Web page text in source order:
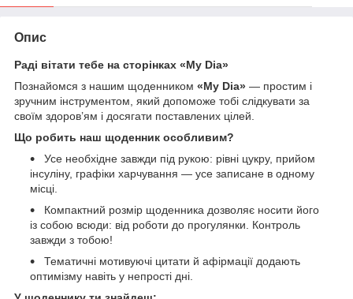
Опис
Раді вітати тебе на сторінках «My Dia»
Познайомся з нашим щоденником «My Dia» — простим і
зручним інструментом, який допоможе тобі слідкувати за
своїм здоров’ям і досягати поставлених цілей.
Що робить наш щоденник особливим?
Усе необхідне завжди під рукою: рівні цукру, прийом
інсуліну, графіки харчування — усе записане в одному
місці.
Компактний розмір щоденника дозволяє носити його
із собою всюди: від роботи до прогулянки. Контроль
завжди з тобою!
Тематичні мотивуючі цитати й афірмації додають
оптимізму навіть у непрості дні.